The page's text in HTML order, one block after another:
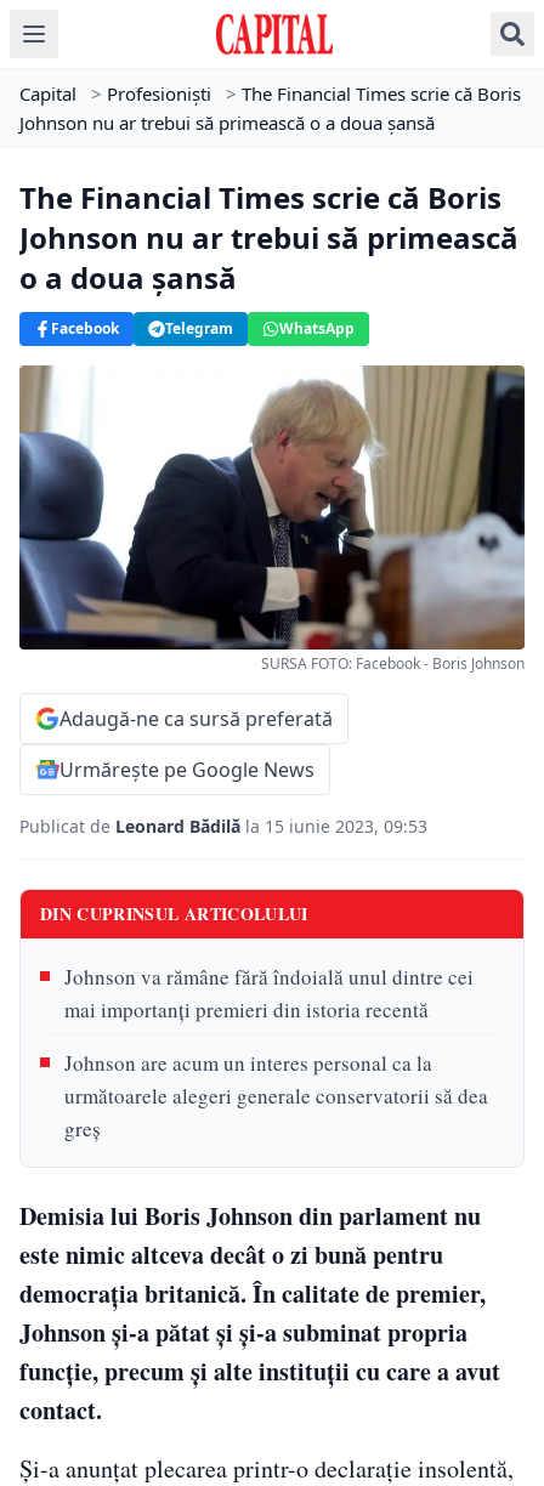
Capital > Profesioniști > The Financial Times scrie că Boris
Johnson nu ar trebui să primească o a doua șansă
The Financial Times scrie că Boris
Johnson nu ar trebui să primească
o a doua șansă
Facebook Telegram WhatsApp
SURSA FOTO: Facebook - Boris Johnson
Adaugă-ne ca sursă preferată
Urmărește pe Google News
Publicat de Leonard Bădilă la 15 iunie 2023, 09:53
DIN CUPRINSUL ARTICOLULUI
Johnson va rămâne fără îndoială unul dintre cei
mai importanți premieri din istoria recentă
Johnson are acum un interes personal ca la
următoarele alegeri generale conservatorii să dea
greș
Demisia lui Boris Johnson din parlament nu
este nimic altceva decât o zi bună pentru
democrația britanică. În calitate de premier,
Johnson și-a pătat și și-a subminat propria
funcție, precum și alte instituții cu care a avut
contact.
Și-a anunțat plecarea printr-o declarație insolentă,